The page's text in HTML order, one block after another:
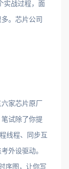
实战过程，面
。芯片公司
家芯片原厂
试除了你提
线程、同步互
外设驱动。
序图，让你写